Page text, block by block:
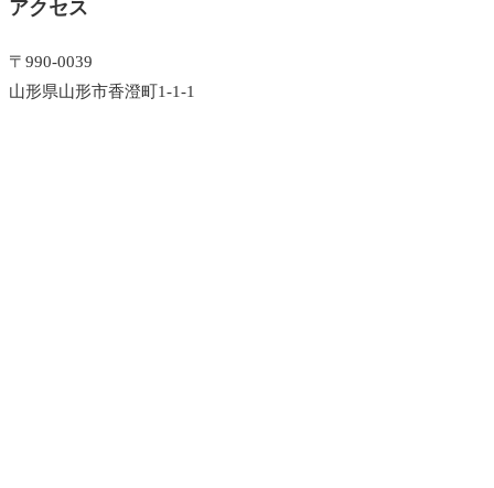
アクセス
〒990-0039
山形県山形市香澄町1-1-1